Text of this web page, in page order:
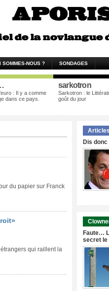
SOMMES-NOUS ? SONDAGES
: Il y a comme
dans ce pays.
sarkotron
Sarkotron : le
goût du jour
du papier sur Franck
qui raillent la
Dis
Faute…
secret le